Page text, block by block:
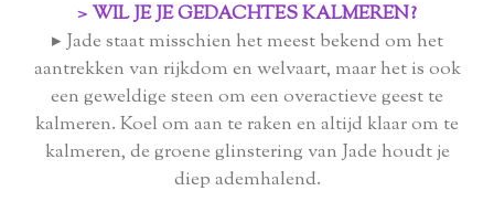
> WIL JE JE GEDACHTES KALMEREN?
▸ Jade staat misschien het meest bekend om het
aantrekken van rijkdom en welvaart, maar het is ook
een geweldige steen om een ​​overactieve geest te
kalmeren. Koel om aan te raken en altijd klaar om te
kalmeren, de groene glinstering van Jade houdt je
diep ademhalend.